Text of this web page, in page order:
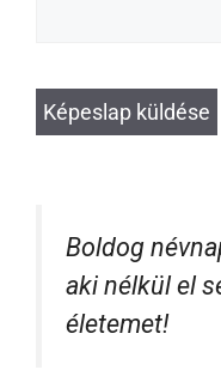
Boldog
aki nélkül el
életemet!